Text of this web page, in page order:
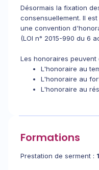
Désormais la fixation
consensuellement. Il
une convention
(LOI n° 2015-990 du 6
Les honoraires peuvent
L'honoraire au
L'honoraire au
L'honoraire au
Formations
Prestation de serment :